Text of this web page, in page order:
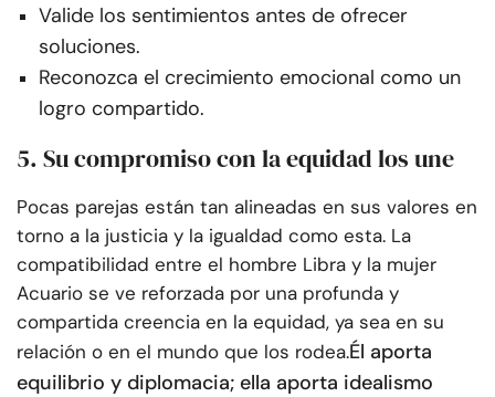
Valide los sentimientos antes de ofrecer
soluciones.
Reconozca el crecimiento emocional como un
logro compartido.
5. Su compromiso con la equidad los une
Pocas parejas están tan alineadas en sus valores en
torno a la justicia y la igualdad como esta. La
compatibilidad entre el hombre Libra y la mujer
Acuario se ve reforzada por una profunda y
compartida creencia en la equidad, ya sea en su
relación o en el mundo que los rodea.Él aporta
equilibrio y diplomacia; ella aporta idealismo